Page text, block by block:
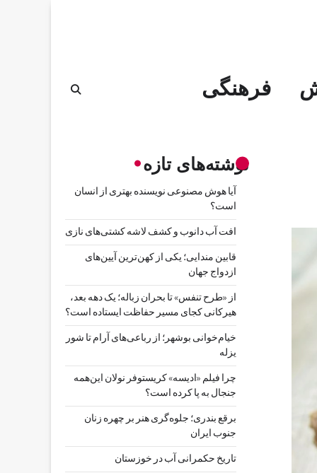
فرهنگی
نوشته‌های تازه
آیا هوش مصنوعی نویسنده بهتری از انسان
است؟
افت آب دانوب و کشف لاشه کشتی‌های نازی
قابین مندایی؛ یکی از کهن‌ترین آیین‌های
ازدواج جهان
از «طرح تنفس» تا بحران زباله؛ یک دهه بعد،
هیرکانی کجای مسیر حفاظت ایستاده است؟
خیام‌خوانی بوشهر؛ از رباعی‌های آرام تا شور
یزله
چرا فیلم «ادیسه» کریستوفر نولان این‌همه
جنجال به پا کرده است؟
برقع بندری؛ جلوه‌گری هنر بر چهره زنان
جنوب ایران
تاریخ حکمرانی آب در خوزستان